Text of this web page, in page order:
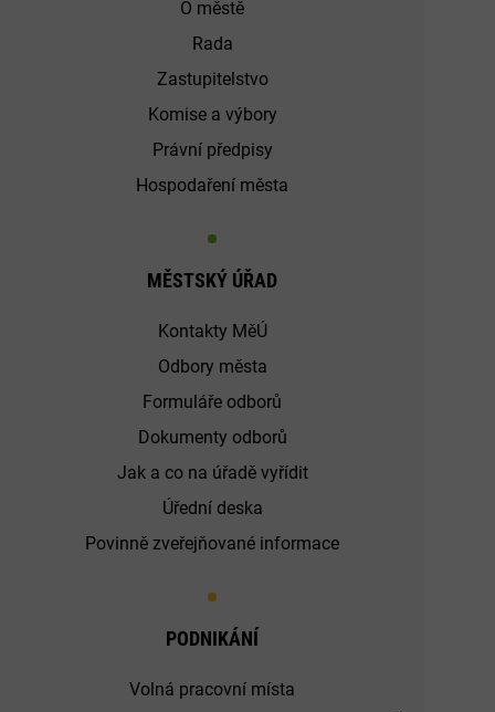
O městě
Rada
Zastupitelstvo
Komise a výbory
Právní předpisy
Hospodaření města
MĚSTSKÝ ÚŘAD
Kontakty MěÚ
Odbory města
Formuláře odborů
Dokumenty odborů
Jak a co na úřadě vyřídit
Úřední deska
Povinně zveřejňované informace
PODNIKÁNÍ
Volná pracovní místa